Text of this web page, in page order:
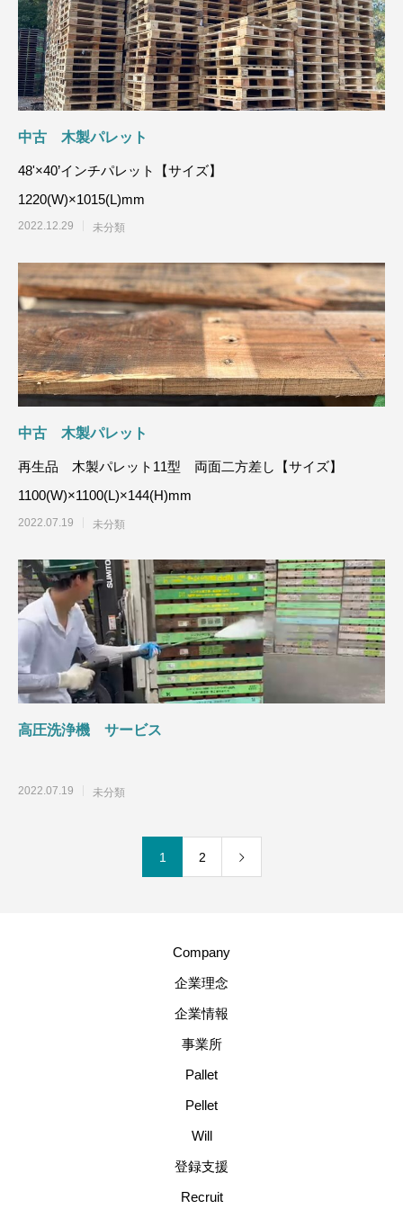
中古 木製パレット
48'×40’インチパレット【サイズ】
2022.12.29 未分類
中古 木製パレット
再生品 木製パレット11型 両面二方差し【サイズ】
2022.07.19 未分類
高圧洗浄機 サービス
2022.07.19 未分類
1 2
Company
企業理念
企業情報
事業所
Pallet
Pellet
Will
登録支援
Recruit